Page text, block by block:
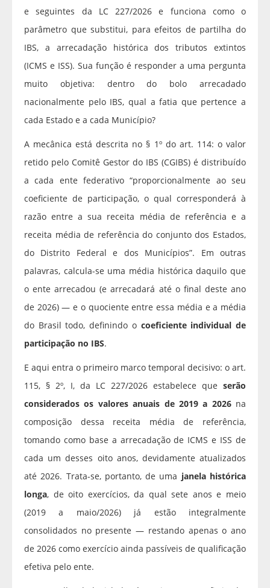
e seguintes da LC 227/2026 e funciona como o
parâmetro que substitui, para efeitos de partilha do
IBS, a arrecadação histórica dos tributos extintos
(ICMS e ISS). Sua função é responder a uma pergunta
muito objetiva: dentro do bolo arrecadado
nacionalmente pelo IBS, qual a fatia que pertence a
cada Estado e a cada Município?
A mecânica está descrita no § 1º do art. 114: o valor
retido pelo Comitê Gestor do IBS (CGIBS) é distribuído
a cada ente federativo “proporcionalmente ao seu
coeficiente de participação, o qual corresponderá à
razão entre a sua receita média de referência e a
receita média de referência do conjunto dos Estados,
do Distrito Federal e dos Municípios”. Em outras
palavras, calcula-se uma média histórica daquilo que
o ente arrecadou (e arrecadará até o final deste ano
de 2026) — e o quociente entre essa média e a média
do Brasil todo, definindo o coeficiente individual de
participação no IBS.
E aqui entra o primeiro marco temporal decisivo: o art.
115, § 2º, I, da LC 227/2026 estabelece que serão
considerados os valores anuais de 2019 a 2026na
composição dessa receita média de referência,
tomando como base a arrecadação de ICMS e ISS de
cada um desses oito anos, devidamente atualizados
até 2026. Trata-se, portanto, de uma janela histórica
longa, de oito exercícios, da qual sete anos e meio
(2019 a maio/2026) já estão integralmente
consolidados no presente — restando apenas o ano
de 2026 como exercício ainda passíveis de qualificação
efetiva pelo ente.